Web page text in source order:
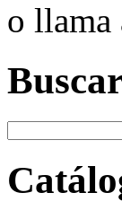
o llama